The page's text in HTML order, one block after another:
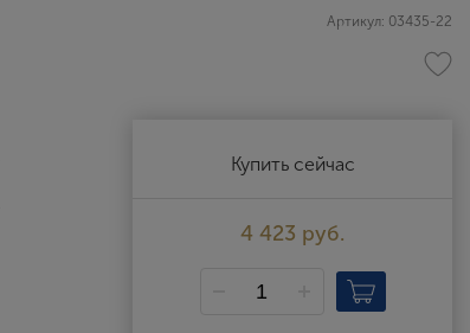
Выйти
Артикул: 03435-22
Купить сейчас
4 423 руб.